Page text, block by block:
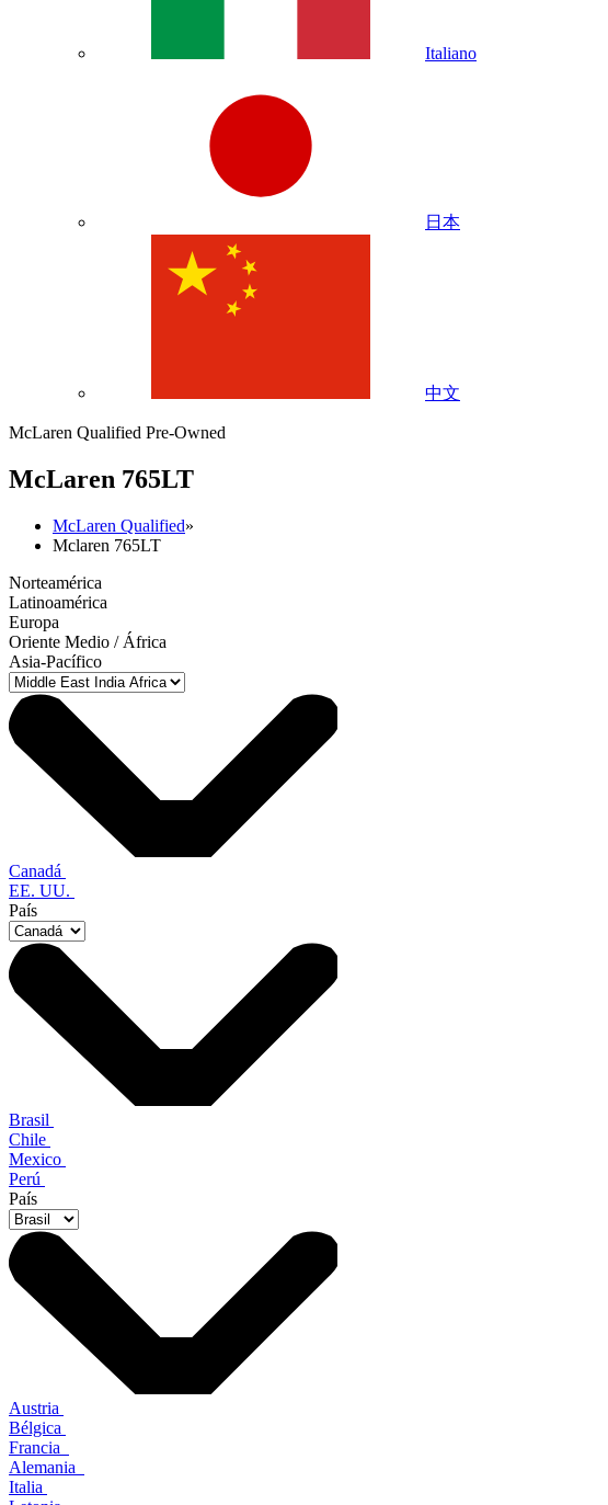
Italiano
日本
中文
McLaren Qualified Pre-Owned
McLaren 765LT
McLaren Qualified»
Mclaren 765LT
Norteamérica
Latinoamérica
Europa
Oriente Medio / África
Asia-Pacífico
Canadá
EE. UU.
País
Brasil
Chile
Mexico
Perú
País
Austria
Bélgica
Francia
Alemania
Italia